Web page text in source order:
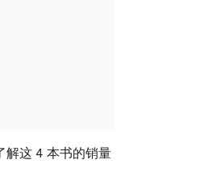
解这 4 本书的销量